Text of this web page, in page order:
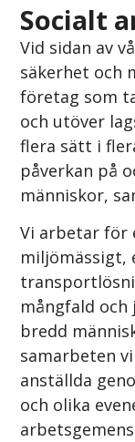
Socialt
Vid sidan av
säkerhet och
företag som
och utöver
flera sätt i
påverkan på
människor,
Vi arbetar för
miljömässigt,
mångfald
bredd
samarbeten
anställda
och olika